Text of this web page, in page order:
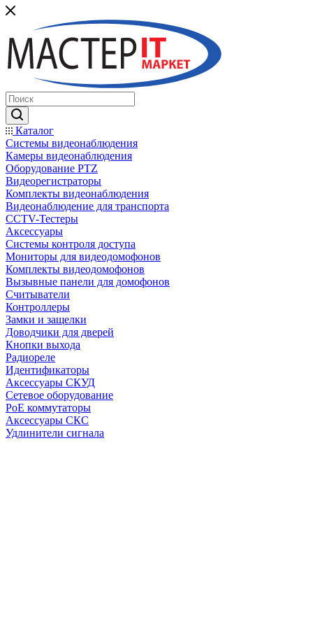
Каталог
Системы видеонаблюдения
Камеры видеонаблюдения
Оборудование PTZ
Видеорегистраторы
Комплекты видеонаблюдения
Видеонаблюдение для транспорта
CCTV-Тестеры
Аксессуары
Системы контроля доступа
Мониторы для видеодомофонов
Комплекты видеодомофонов
Вызывные панели для домофонов
Считыватели
Контроллеры
Замки и защелки
Доводчики для дверей
Кнопки выхода
Радиореле
Идентификаторы
Аксессуары СКУД
Сетевое оборудование
PoE коммутаторы
Аксессуары СКС
Удлинители сигнала